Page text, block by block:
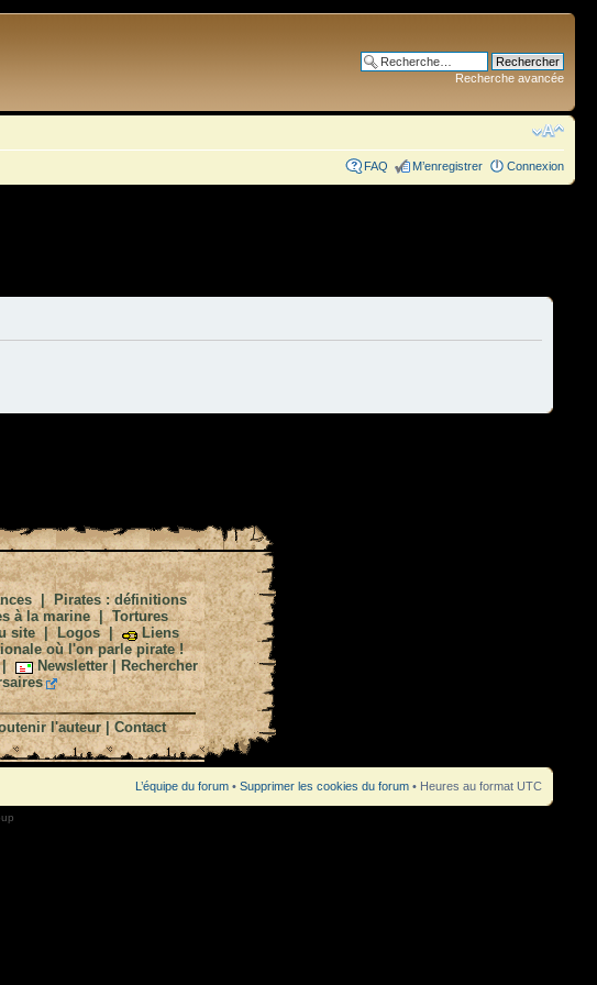
Recherche avancée
FAQ M’enregistrer Connexion
|Pirates : définitions
à la marine|Tortures
site|Logos|
Liens
où l'on parle pirate !
Newsletter| Rechercher
l'auteur|Contact
L’équipe du forum • Supprimer les cookies du forum • Heures au format UTC